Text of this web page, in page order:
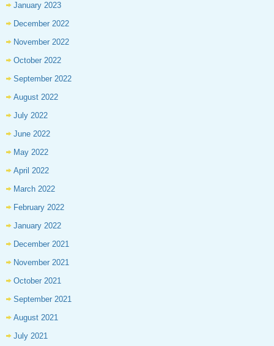
January 2023
December 2022
November 2022
October 2022
September 2022
August 2022
July 2022
June 2022
May 2022
April 2022
March 2022
February 2022
January 2022
December 2021
November 2021
October 2021
September 2021
August 2021
July 2021